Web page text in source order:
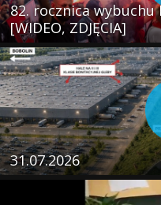
82. rocznica
[WIDEO, ZDJĘCIA]
31.07.2026